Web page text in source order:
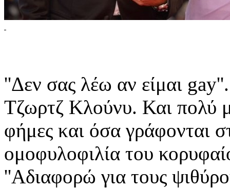
''Δεν σας λέω αν είμαι
Τζωρτζ Κλούνυ. Και πολύ
φήμες και όσα γράφονται
ομοφυλοφιλία του
''Αδιαφορώ για τους